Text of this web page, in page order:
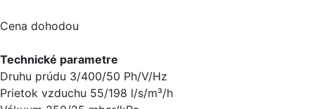
Cena dohodou
Technické parametre
Druhu prúdu 3/400/50 Ph/V/Hz
Prietok vzduchu 55/198 l/s/m³/h